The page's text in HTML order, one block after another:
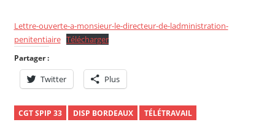
Lettre-ouverte-a-monsieur-le-directeur-de-ladministration-
penitentiaire Télécharger
Partager :
Twitter Plus
CGT SPIP 33 DISP BORDEAUX TÉLÉTRAVAIL